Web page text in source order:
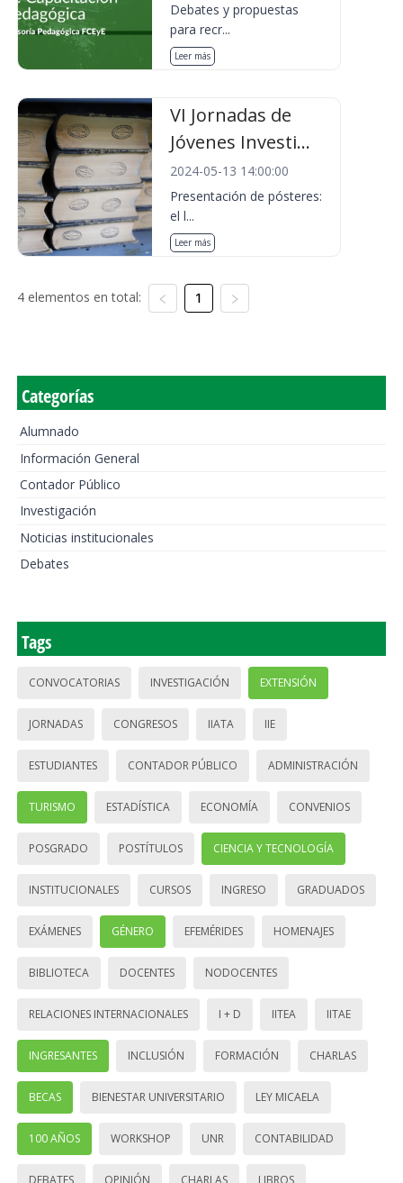
Debates y propuestas
para recr...
Leer más
VI Jornadas de
Jóvenes Investi...
2024-05-13 14:00:00
Presentación de pósteres:
el l...
Leer más
4 elementos en total: 1
Categorías
Alumnado
Información General
Contador Público
Investigación
Noticias institucionales
Debates
Tags
CONVOCATORIAS INVESTIGACIÓN EXTENSIÓN
JORNADAS CONGRESOS IIATA IIE
ESTUDIANTES CONTADOR PÚBLICO ADMINISTRACIÓN
TURISMO ESTADÍSTICA ECONOMÍA CONVENIOS
POSGRADO POSTÍTULOS CIENCIA Y TECNOLOGÍA
INSTITUCIONALES CURSOS INGRESO GRADUADOS
EXÁMENES GÉNERO EFEMÉRIDES HOMENAJES
BIBLIOTECA DOCENTES NODOCENTES
RELACIONES INTERNACIONALES I + D IITEA IITAE
INGRESANTES INCLUSIÓN FORMACIÓN CHARLAS
BECAS BIENESTAR UNIVERSITARIO LEY MICAELA
100 AÑOS WORKSHOP UNR CONTABILIDAD